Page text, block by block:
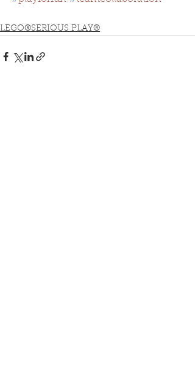
LEGO®SERIOUS PLAY®